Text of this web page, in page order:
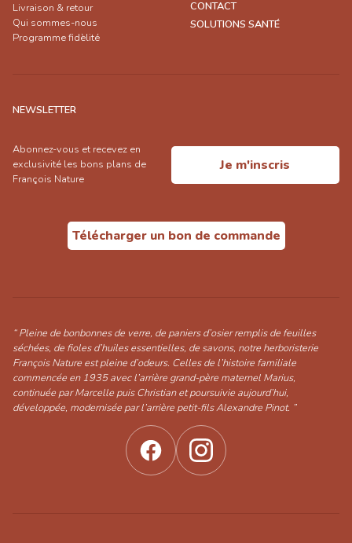
Livraison & retour
Qui sommes-nous
Programme fidèlité
CONTACT
SOLUTIONS SANTÉ
NEWSLETTER
Abonnez-vous et recevez en
exclusivité les bons plans de
François Nature
Je m'inscris
Télécharger un bon de commande
“ Pleine de bonbonnes de verre, de paniers d’osier remplis de feuilles
séchées, de fioles d’huiles essentielles, de savons, notre herboristerie
François Nature est pleine d’odeurs. Celles de l’histoire familiale
commencée en 1935 avec l’arrière grand-père maternel Marius,
continuée par Marcelle puis Christian et poursuivie aujourd’hui,
développée, modernisée par l’arrière petit-fils Alexandre Pinot. ”